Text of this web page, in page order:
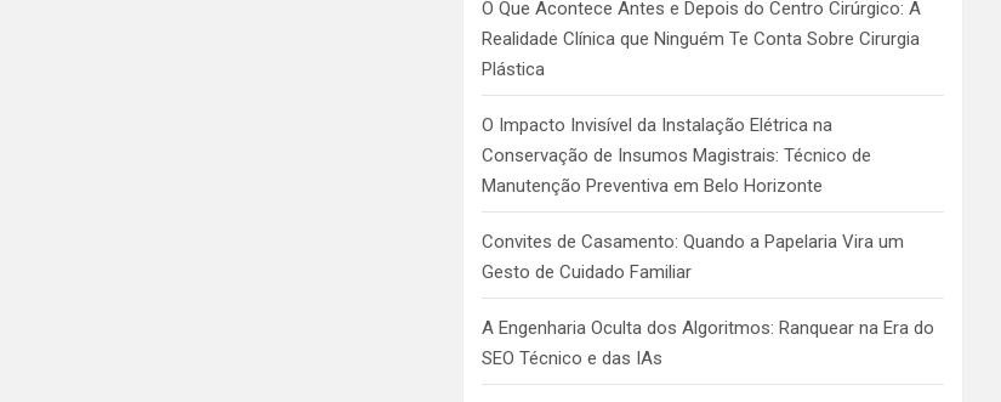
O Que Acontece Antes e Depois do Centro Cirúrgico: A
Realidade Clínica que Ninguém Te Conta Sobre Cirurgia
Plástica
O Impacto Invisível da Instalação Elétrica na
Conservação de Insumos Magistrais: Técnico de
Manutenção Preventiva em Belo Horizonte
Convites de Casamento: Quando a Papelaria Vira um
Gesto de Cuidado Familiar
A Engenharia Oculta dos Algoritmos: Ranquear na Era do
SEO Técnico e das IAs